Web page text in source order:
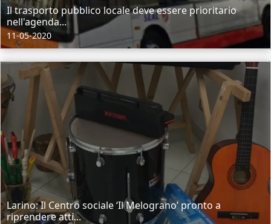
Il trasporto pubblico locale deve essere prioritario
nell'agenda...
11-05-2020
Larino: Il Centro sociale ‘Il Melograno’ pronto a
riprendere atti...